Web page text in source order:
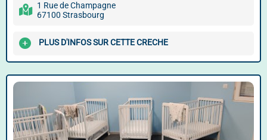
1 Rue de Champagne
67100 Strasbourg
PLUS D'INFOS SUR CETTE CRECHE